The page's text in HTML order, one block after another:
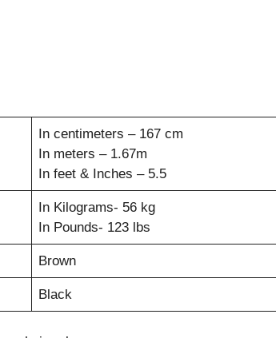
In centimeters – 167 cm
In meters – 1.67m
In feet & Inches – 5.5
In Kilograms- 56 kg
In Pounds- 123 lbs
Brown
Black